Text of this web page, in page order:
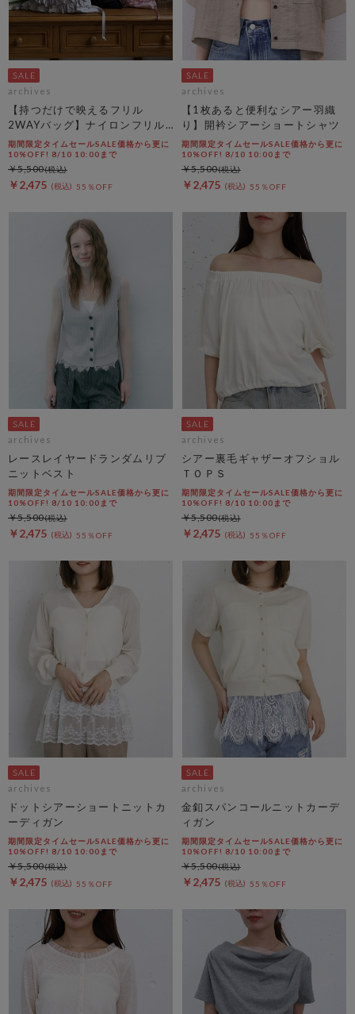
archives
【持つだけで映えるフリル
2WAYバッグ】ナイロンフリル
２ＷＡＹバッグ
期間限定タイムセールSALE価格から更に
10%OFF! 8/10 10:00まで
￥2,475 55％OFF
￥5,500
archives
【1枚あると便利なシアー羽織
り】開衿シアーショートシャツ
期間限定タイムセールSALE価格から更に
10%OFF! 8/10 10:00まで
￥2,475 55％OFF
￥5,500
archives
レースレイヤードランダムリブ
ニットベスト
期間限定タイムセールSALE価格から更に
10%OFF! 8/10 10:00まで
￥2,475 55％OFF
￥5,500
archives
シアー裏毛ギャザーオフショル
ＴＯＰＳ
期間限定タイムセールSALE価格から更に
10%OFF! 8/10 10:00まで
￥2,475 55％OFF
￥5,500
archives
ドットシアーショートニットカ
ーディガン
期間限定タイムセールSALE価格から更に
10%OFF! 8/10 10:00まで
￥2,475 55％OFF
￥5,500
archives
金釦スパンコールニットカーデ
ィガン
期間限定タイムセールSALE価格から更に
10%OFF! 8/10 10:00まで
￥2,475 55％OFF
￥5,500